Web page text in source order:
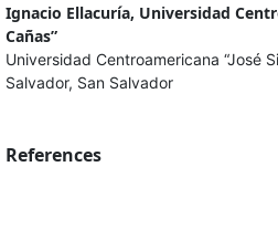
Ignacio Ellacuría, Universidad
Cañas”
Universidad Centroamericana “José
Salvador, San Salvador
References